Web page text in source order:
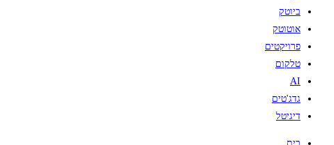
ביוטק
אוטוטק
פרויקטים
טלקום
AI
גדג'טים
דיגיטל